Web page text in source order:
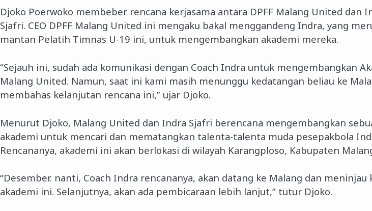
Djoko Poerwoko membeber rencana kerjasama antara DPFF Malang United dan
Sjafri. CEO DPFF Malang United ini mengaku bakal menggandeng Indra, yang
mantan Pelatih Timnas U-19 ini, untuk mengembangkan akademi mereka.
“Sejauh ini, sudah ada komunikasi dengan Coach Indra untuk mengembangkan
Malang United. Namun, saat ini kami masih menunggu kedatangan beliau ke
membahas kelanjutan rencana ini,” ujar Djoko.
Menurut Djoko, Malang United dan Indra Sjafri berencana mengembangkan
akademi untuk mencari dan mematangkan talenta-talenta muda pesepakbola
Rencananya, akademi ini akan berlokasi di wilayah Karangploso, Kabupaten
“Desember. nanti, Coach Indra rencananya, akan datang ke Malang dan meninjau
akademi ini. Selanjutnya, akan ada pembicaraan lebih lanjut,” tutur Djoko.